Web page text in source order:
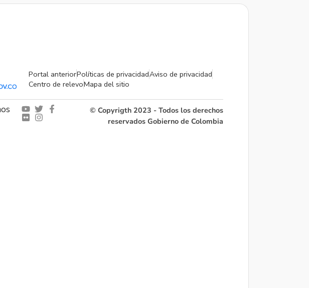
Portal anteriorPolíticas de privacidadAviso de privacidad
Centro de relevoMapa del sitio
© Copyrigth 2023 - Todos los derechos
reservados Gobierno de Colombia